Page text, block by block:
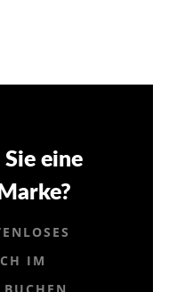
Sie eine
IM